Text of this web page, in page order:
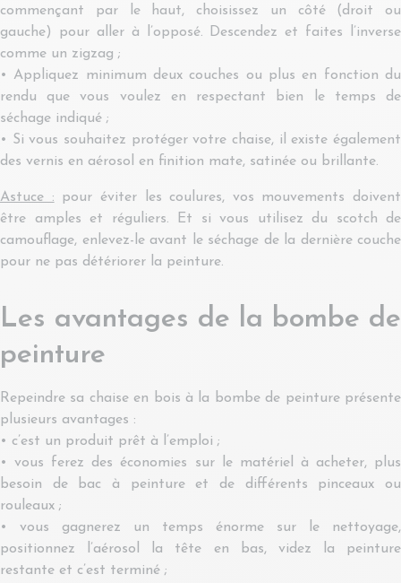
commençant par le haut, choisissez un côté (droit ou
gauche) pour aller à l’opposé. Descendez et faites l’inverse
comme un zigzag ;
• Appliquez minimum deux couches ou plus en fonction du
rendu que vous voulez en respectant bien le temps de
séchage indiqué ;
• Si vous souhaitez protéger votre chaise, il existe également
des vernis en aérosol en finition mate, satinée ou brillante.
Astuce : pour éviter les coulures, vos mouvements doivent
être amples et réguliers. Et si vous utilisez du scotch de
camouflage, enlevez-le avant le séchage de la dernière couche
pour ne pas détériorer la peinture.
Les avantages de la bombe de
peinture
Repeindre sa chaise en bois à la bombe de peinture présente
plusieurs avantages :
• c’est un produit prêt à l’emploi ;
• vous ferez des économies sur le matériel à acheter, plus
besoin de bac à peinture et de différents pinceaux ou
rouleaux ;
• vous gagnerez un temps énorme sur le nettoyage,
positionnez l’aérosol la tête en bas, videz la peinture
restante et c’est terminé ;